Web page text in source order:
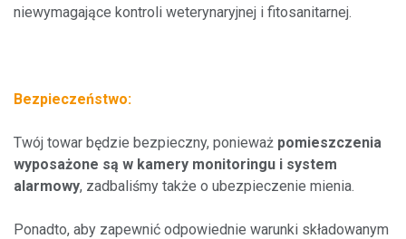
niewymagające kontroli weterynaryjnej i fitosanitarnej.
Bezpieczeństwo:
Twój towar będzie bezpieczny, ponieważ pomieszczenia
wyposażone są w kamery monitoringu i system
alarmowy, zadbaliśmy także o ubezpieczenie mienia.
Ponadto, aby zapewnić odpowiednie warunki składowanym